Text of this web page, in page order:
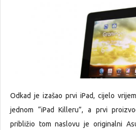
Odkad je izašao prvi iPad, cijelo
jednom “iPad Killeru”, a prvi
približio tom naslovu je originalni